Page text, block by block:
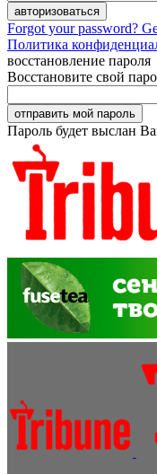
Forgot your password?
Политика
восстановление пароля
Восстановите свой
Пароль будет выслан